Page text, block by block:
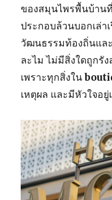
ของสมุนไพรพื้นบ้าน
ประกอบล้วนบอกเล่า
วัฒนธรรมท้องถิ่นแล
ละไม ไม่มีสิ่งใดถูกรั
เพราะทุกสิ่งใน
เหตุผล และมีหัวใจอยู่